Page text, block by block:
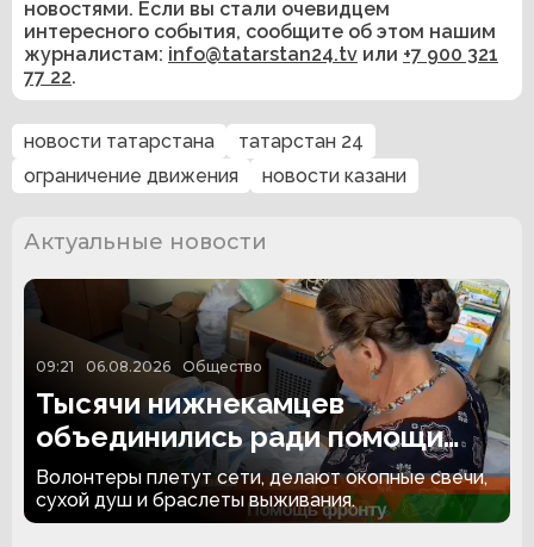
новостями. Если вы стали очевидцем
интересного события, сообщите об этом нашим
журналистам: info@tatarstan24.tv или +7 900 321
77 22.
новости татарстана
татарстан 24
ограничение движения
новости казани
Актуальные новости
09:21 06.08.2026 Общество
Тысячи нижнекамцев
объединились ради помощи
бойцам СВО
Волонтеры плетут сети, делают окопные свечи,
сухой душ и браслеты выживания.